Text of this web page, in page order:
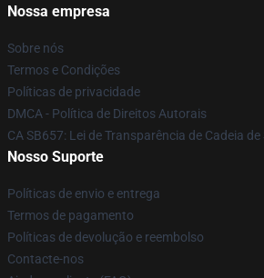
Nossa empresa
Sobre nós
Termos e Condições
Políticas de privacidade
DMCA - Política de Direitos Autorais
CA SB657: Lei de Transparência de Cadeia
Nosso Suporte
Políticas de envio e entrega
Termos de pagamento
Políticas de devolução e reembolso
Contacte-nos